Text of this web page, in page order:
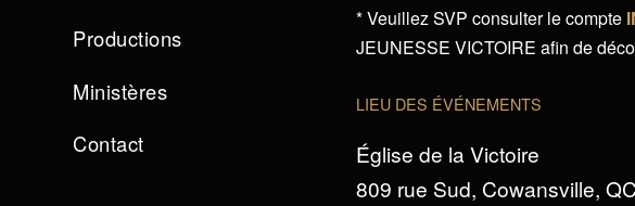
Productions
Ministères
Contact
* Veuillez SVP consulter le compte
JEUNESSE VICTOIRE afin de
LIEU DES ÉVÉNEMENTS
Église de la Victoire
809 rue Sud, Cowansville, QC